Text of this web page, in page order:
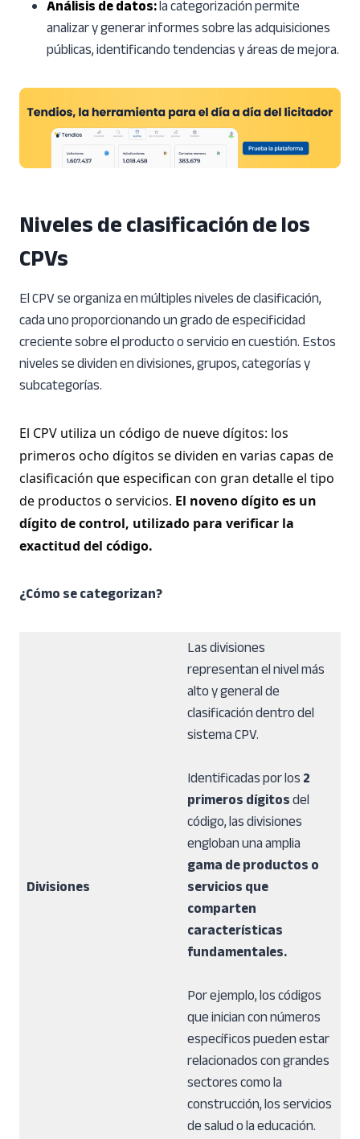
Análisis de datos:la categorización permite
analizar y generar informes sobre las adquisiciones
públicas, identificando tendencias y áreas de mejora.
Niveles de clasificación delos
CPVs
El CPV se organiza en múltiples niveles de clasificación,
cada uno proporcionando un grado de especificidad
creciente sobre el producto o servicio en cuestión. Estos
niveles se dividen en divisiones, grupos, categorías y
subcategorías.
El CPV utiliza un código de nueve dígitos: los
primeros ocho dígitos se dividen en varias capas de
clasificación que especifican con gran detalle el tipo
de productos o servicios. El noveno dígito es un
dígito de control, utilizado para verificar la
exactitud del código.
¿Cómo se categorizan?
Divisiones
Las divisiones
representan el nivel más
alto y general de
clasificación dentro del
sistema CPV.
Identificadas por los2
primeros dígitosdel
código, las divisiones
engloban una amplia
gama de productos o
servicios que
comparten
características
fundamentales.
Por ejemplo, los códigos
que inician con números
específicos pueden estar
relacionados con grandes
sectores como la
construcción, los servicios
de salud o la educación.